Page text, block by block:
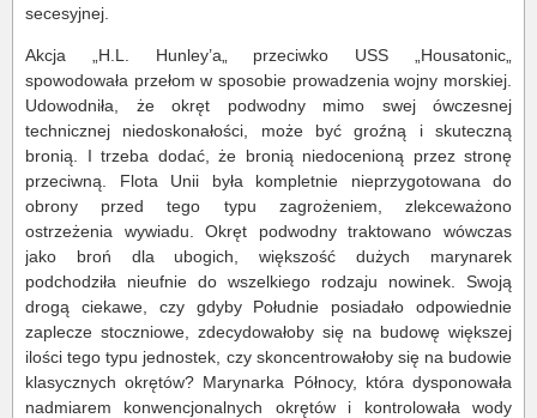
secesyjnej.
Akcja „H.L. Hunley’a„ przeciwko USS „Housatonic„
spowodowała przełom w sposobie prowadzenia wojny morskiej.
Udowodniła, że okręt podwodny mimo swej ówczesnej
technicznej niedoskonałości, może być groźną i skuteczną
bronią. I trzeba dodać, że bronią niedocenioną przez stronę
przeciwną. Flota Unii była kompletnie nieprzygotowana do
obrony przed tego typu zagrożeniem, zlekceważono
ostrzeżenia wywiadu. Okręt podwodny traktowano wówczas
jako broń dla ubogich, większość dużych marynarek
podchodziła nieufnie do wszelkiego rodzaju nowinek. Swoją
drogą ciekawe, czy gdyby Południe posiadało odpowiednie
zaplecze stoczniowe, zdecydowałoby się na budowę większej
ilości tego typu jednostek, czy skoncentrowałoby się na budowie
klasycznych okrętów? Marynarka Północy, która dysponowała
nadmiarem konwencjonalnych okrętów i kontrolowała wody